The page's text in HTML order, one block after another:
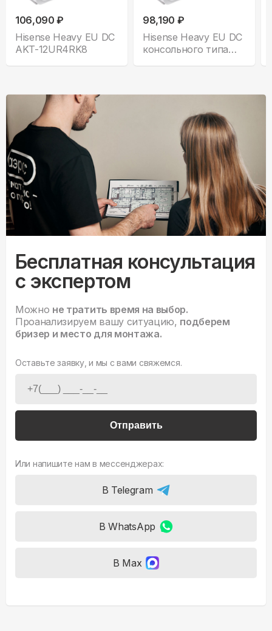
106,090 ₽
Hisense Heavy EU DC
AKT-12UR4RK8
98,190 ₽
Hisense Heavy EU DC
консольного типа
Бесплатная консультация
с экспертом
Можно не тратить время на выбор.
Проанализируем вашу ситуацию, подберем
бризер и место для монтажа.
Оставьте заявку, и мы с вами свяжемся.
Отправить
Или напишите нам в мессенджерах:
В Telegram
В WhatsApp
В Max